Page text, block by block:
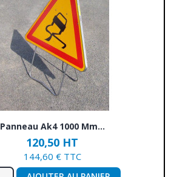
Panneau Ak4 1000 Mm...
120,50 HT
144,60 € TTC